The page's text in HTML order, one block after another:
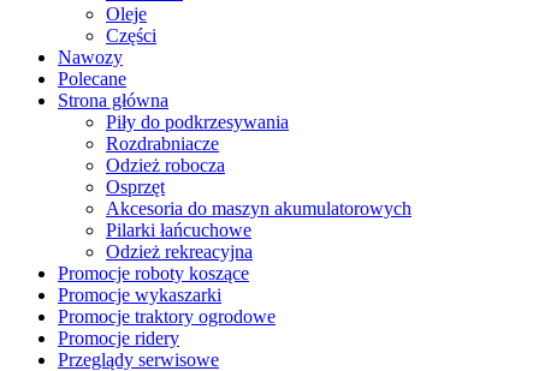
Oleje
Części
Nawozy
Polecane
Strona główna
Piły do podkrzesywania
Rozdrabniacze
Odzież robocza
Osprzęt
Akcesoria do maszyn akumulatorowych
Pilarki łańcuchowe
Odzież rekreacyjna
Promocje roboty koszące
Promocje wykaszarki
Promocje traktory ogrodowe
Promocje ridery
Przeglądy serwisowe